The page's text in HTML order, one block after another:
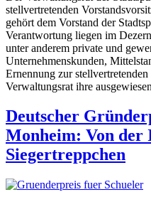
stellvertretenden
gehört dem Vorstand der
Verantwortung liegen im
unter anderem private und
Unternehmenskunden,
Ernennung zur
Verwaltungsrat ihre
Deutscher
Monheim: Von der
Siegertreppchen